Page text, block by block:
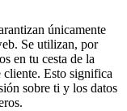
únicamente
Se utilizan, por
en tu cesta de la
cliente. Esto significa
sobre ti y los datos